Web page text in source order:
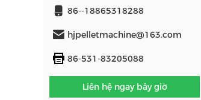
86--18865318288
hjpelletmachine@163.com
86-531-83205088
Liên hệ ngay bây giờ